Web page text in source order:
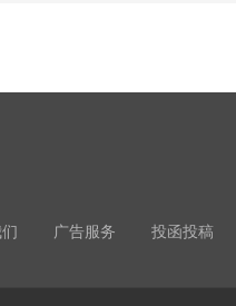
广告服务 投函投稿